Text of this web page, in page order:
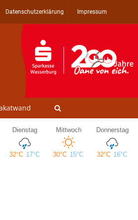
Datenschutzerklärung Impressum